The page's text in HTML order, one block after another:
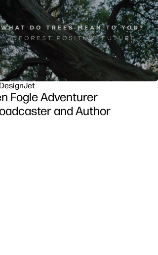
Fogle Adventurer
and Author